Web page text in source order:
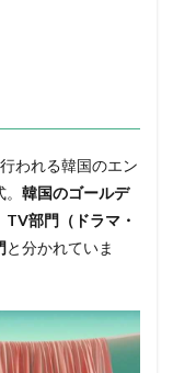
われる韓国のエン
韓国のゴールデ
TV部門（ドラマ・
と分かれていま